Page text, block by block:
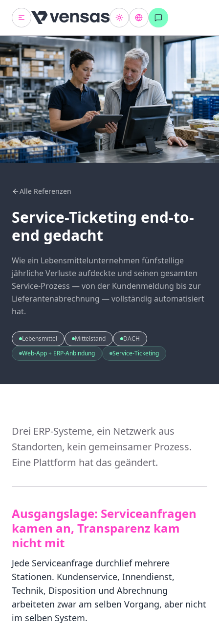
Alle Referenzen
Service-Ticketing end-to-
end gedacht
Wie ein Lebensmittelunternehmen fünfstellige
jährliche Verluste aufdeckte und seinen gesamten
Service-Prozess — von der Kundenmeldung bis zur
Lieferantenabrechnung — vollständig automatisiert
hat.
Lebensmittel Mittelstand
DACH
Web-App + ERP-Anbindung
Service-Ticketing
Drei ERP-Systeme, ein Netzwerk aus
Standorten, kein gemeinsamer Prozess.
Eine Plattform hat das geändert.
Ausgangslage: Serviceanfragen
kamen an, Transparenz kam
nicht mit
Jede Serviceanfrage durchlief mehrere
Stationen. Kundenservice, Innendienst,
Technik, Disposition und Abrechnung
arbeiteten zwar am selben Vorgang, aber nicht
im selben System.